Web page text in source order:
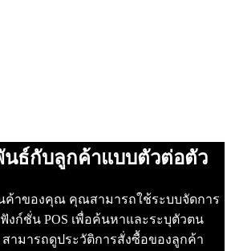
นธ์กับลูกค้าแบบตัวต่อตัว
ค้าของคุณ คุณสามารถใช้ระบบจัดการ
ฟังก์ชั่น POS เพื่อค้นหาและระบุตัวตน
ามารถดูประวัติการสั่งซื้อของลูกค้า